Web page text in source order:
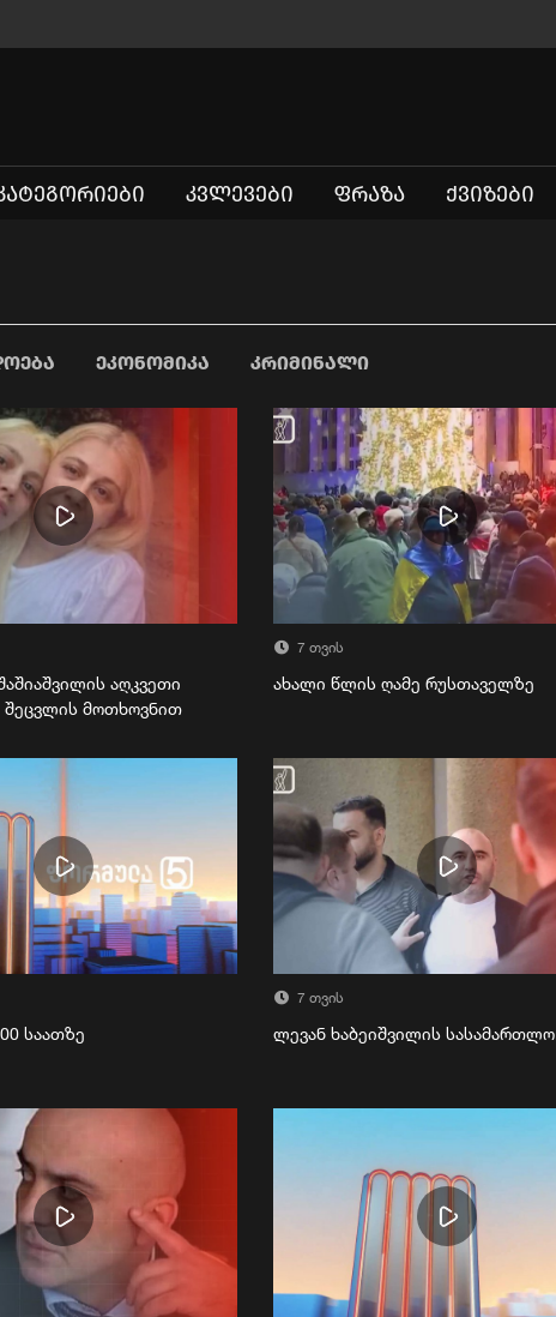
ᲙᲕᲚᲔᲕᲔᲑᲘ ᲤᲠᲐᲖᲐ ᲥᲕᲘᲖᲔᲑᲘ
ᲔᲙᲝᲜᲝᲛᲘᲙᲐ ᲙᲠᲘᲛᲘᲜᲐᲚᲘ
აღკვეთი
შეცვლის მოთხოვნით
7 თვის
ახალი წლის ღამე რუსთაველზე
საათზე
7 თვის
ლევან ხაბეიშვილის სასამართლო